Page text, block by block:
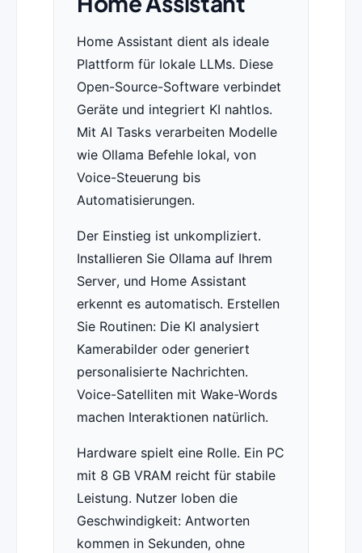
Home Assistant dient als ideale
Plattform für lokale LLMs. Diese
Open-Source-Software verbindet
Geräte und integriert KI nahtlos.
Mit AI Tasks verarbeiten Modelle
wie Ollama Befehle lokal, von
Voice-Steuerung bis
Automatisierungen.
Der Einstieg ist unkompliziert.
Installieren Sie Ollama auf Ihrem
Server, und Home Assistant
erkennt es automatisch. Erstellen
Sie Routinen: Die KI analysiert
Kamerabilder oder generiert
personalisierte Nachrichten.
Voice-Satelliten mit Wake-Words
machen Interaktionen natürlich.
Hardware spielt eine Rolle. Ein PC
mit 8 GB VRAM reicht für stabile
Leistung. Nutzer loben die
Geschwindigkeit: Antworten
kommen in Sekunden, ohne